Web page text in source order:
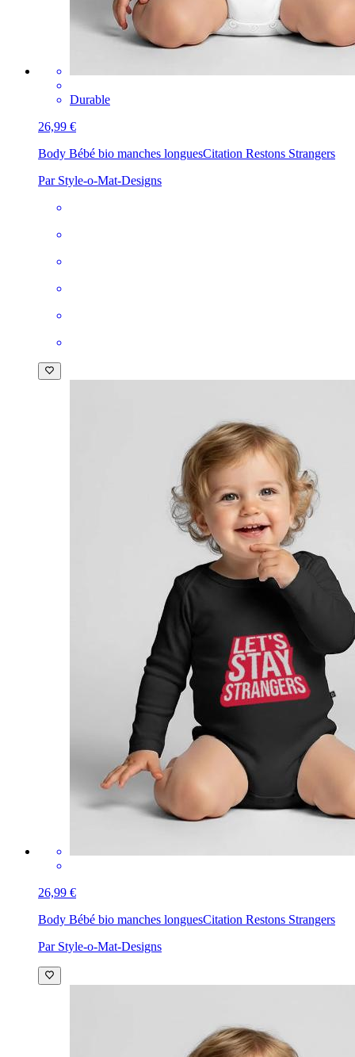
Durable
26,99 €
Body Bébé bio manches longuesCitation Restons Strangers
Par Style-o-Mat-Designs
26,99 €
Body Bébé bio manches longuesCitation Restons Strangers
Par Style-o-Mat-Designs